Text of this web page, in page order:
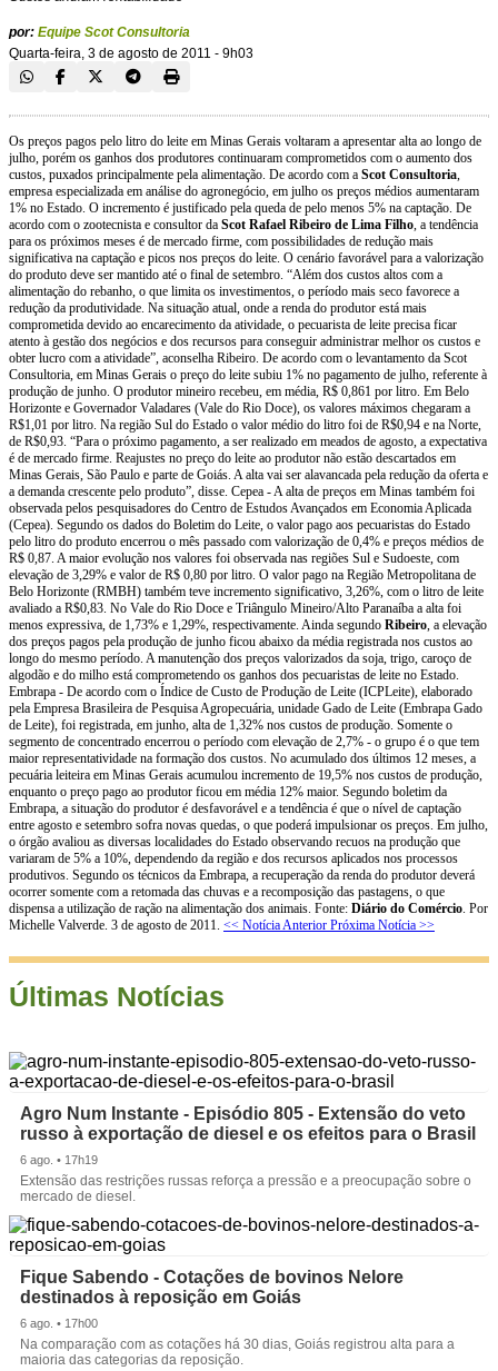
por: Equipe Scot Consultoria
Quarta-feira, 3 de agosto de 2011 - 9h03
Os preços pagos pelo litro do leite em Minas Gerais voltaram a apresentar alta ao longo de
julho, porém os ganhos dos produtores continuaram comprometidos com o aumento dos
custos, puxados principalmente pela alimentação. De acordo com a Scot Consultoria,
empresa especializada em análise do agronegócio, em julho os preços médios aumentaram
1% no Estado. O incremento é justificado pela queda de pelo menos 5% na captação. De
acordo com o zootecnista e consultor da Scot Rafael Ribeiro de Lima Filho, a tendência
para os próximos meses é de mercado firme, com possibilidades de redução mais
significativa na captação e picos nos preços do leite. O cenário favorável para a valorização
do produto deve ser mantido até o final de setembro. “Além dos custos altos com a
alimentação do rebanho, o que limita os investimentos, o período mais seco favorece a
redução da produtividade. Na situação atual, onde a renda do produtor está mais
comprometida devido ao encarecimento da atividade, o pecuarista de leite precisa ficar
atento à gestão dos negócios e dos recursos para conseguir administrar melhor os custos e
obter lucro com a atividade”, aconselha Ribeiro. De acordo com o levantamento da Scot
Consultoria, em Minas Gerais o preço do leite subiu 1% no pagamento de julho, referente à
produção de junho. O produtor mineiro recebeu, em média, R$ 0,861 por litro. Em Belo
Horizonte e Governador Valadares (Vale do Rio Doce), os valores máximos chegaram a
R$1,01 por litro. Na região Sul do Estado o valor médio do litro foi de R$0,94 e na Norte,
de R$0,93. “Para o próximo pagamento, a ser realizado em meados de agosto, a expectativa
é de mercado firme. Reajustes no preço do leite ao produtor não estão descartados em
Minas Gerais, São Paulo e parte de Goiás. A alta vai ser alavancada pela redução da oferta e
a demanda crescente pelo produto”, disse. Cepea - A alta de preços em Minas também foi
observada pelos pesquisadores do Centro de Estudos Avançados em Economia Aplicada
(Cepea). Segundo os dados do Boletim do Leite, o valor pago aos pecuaristas do Estado
pelo litro do produto encerrou o mês passado com valorização de 0,4% e preços médios de
R$ 0,87. A maior evolução nos valores foi observada nas regiões Sul e Sudoeste, com
elevação de 3,29% e valor de R$ 0,80 por litro. O valor pago na Região Metropolitana de
Belo Horizonte (RMBH) também teve incremento significativo, 3,26%, com o litro de leite
avaliado a R$0,83. No Vale do Rio Doce e Triângulo Mineiro/Alto Paranaíba a alta foi
menos expressiva, de 1,73% e 1,29%, respectivamente. Ainda segundo Ribeiro, a elevação
dos preços pagos pela produção de junho ficou abaixo da média registrada nos custos ao
longo do mesmo período. A manutenção dos preços valorizados da soja, trigo, caroço de
algodão e do milho está comprometendo os ganhos dos pecuaristas de leite no Estado.
Embrapa - De acordo com o Índice de Custo de Produção de Leite (ICPLeite), elaborado
pela Empresa Brasileira de Pesquisa Agropecuária, unidade Gado de Leite (Embrapa Gado
de Leite), foi registrada, em junho, alta de 1,32% nos custos de produção. Somente o
segmento de concentrado encerrou o período com elevação de 2,7% - o grupo é o que tem
maior representatividade na formação dos custos. No acumulado dos últimos 12 meses, a
pecuária leiteira em Minas Gerais acumulou incremento de 19,5% nos custos de produção,
enquanto o preço pago ao produtor ficou em média 12% maior. Segundo boletim da
Embrapa, a situação do produtor é desfavorável e a tendência é que o nível de captação
entre agosto e setembro sofra novas quedas, o que poderá impulsionar os preços. Em julho,
o órgão avaliou as diversas localidades do Estado observando recuos na produção que
variaram de 5% a 10%, dependendo da região e dos recursos aplicados nos processos
produtivos. Segundo os técnicos da Embrapa, a recuperação da renda do produtor deverá
ocorrer somente com a retomada das chuvas e a recomposição das pastagens, o que
dispensa a utilização de ração na alimentação dos animais. Fonte: Diário do Comércio. Por
Michelle Valverde. 3 de agosto de 2011. << Notícia Anterior Próxima Notícia >>
Últimas Notícias
Agro Num Instante - Episódio 805 - Extensão do veto
russo à exportação de diesel e os efeitos para o Brasil
6 ago. • 17h19
Extensão das restrições russas reforça a pressão e a preocupação sobre o
mercado de diesel.
Fique Sabendo - Cotações de bovinos Nelore
destinados à reposição em Goiás
6 ago. • 17h00
Na comparação com as cotações há 30 dias, Goiás registrou alta para a
maioria das categorias da reposição.